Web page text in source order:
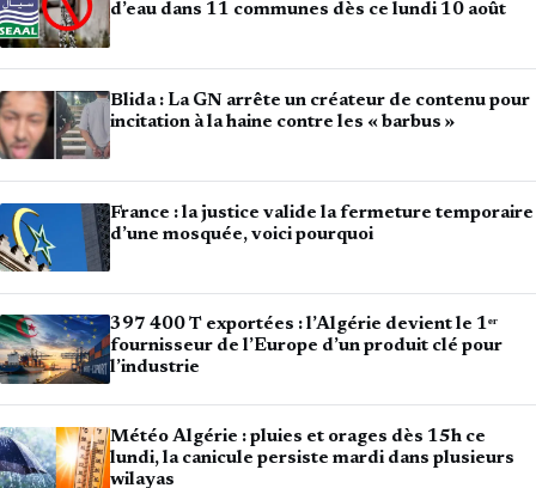
d’eau dans 11 communes dès ce lundi 10 août
Blida : La GN arrête un créateur de contenu pour
incitation à la haine contre les « barbus »
France : la justice valide la fermeture temporaire
d’une mosquée, voici pourquoi
397 400 T exportées : l’Algérie devient le 1ᵉʳ
fournisseur de l’Europe d’un produit clé pour
l’industrie
Météo Algérie : pluies et orages dès 15h ce
lundi, la canicule persiste mardi dans plusieurs
wilayas